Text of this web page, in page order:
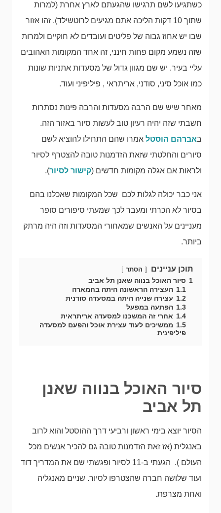
כשתגיעו לשם תרגישו שהגעתם לארץ אחרת (למרות
שתוך 10 דקות הליכה אתם מגיעים לרוטשילד). זהו אזור
שבו יש אחוז גבוה של פליטים ועובדים לא חוקיים ולמרות
שזה נשמע מקום פחות חינני, זה אחד המקומות האהובים
עליי בעיר. יש שם מגוון גדול של מסעדות אתניות שונות
כמו אוכל סיני, סודני, אריתראי , פיליפיני ועוד.
מאחר שיש שם הרבה מסעדות והרבה פינות נסתרות
חשבתי שזה יהיה רעיון טוב לעשות סיור באזור הזה.
באברהם הוסטל אמרו שהם התחילו להוציא לשם
סיורים והחלטתי שזאת הזדמנות טובה להצטרף לסיור
ולראות אם אגלה מקומות חדשים (קישור לסיור).
אני כבר יכולה לגלות לכם שכל המקומות שאכלנו בהם
בסיור לא הכרתי ומעבר לכך שמעתי סיפורים סופר
מעניינים על האנשים שמאחורי המסעדות וזה היה מרתק
ביותר.
תוכן עניינים הסתר
1 סיור האוכל בנווה שאנן תל אביב
1.1 העצירה הראשונה היתה בחמארה
1.2 עצירה שנייה היתה במסעדה סודנית
1.3 הפתעה במפעל
1.4 אחרי זה המשכנו למסעדה אריתראית
1.5 ממשיכים לעוד עצירת אוכל והפעם למסעדה
פיליפינית
סיור האוכל בנווה שאנן
תל אביב
הסיור יוצא בימי ראשון ורביעי דרך ההוסטל והוא לרוב
באנגלית (אז זאת הזדמנות טובה גם להכיר אנשים מכל
העולם ). הגעתי ב-11 לסיור ופגשתי שם את המדריך דוד
ועוד שלושה חברה שהצטרפו לסיור. שניים מאנגליה
ואחת מצרפת.